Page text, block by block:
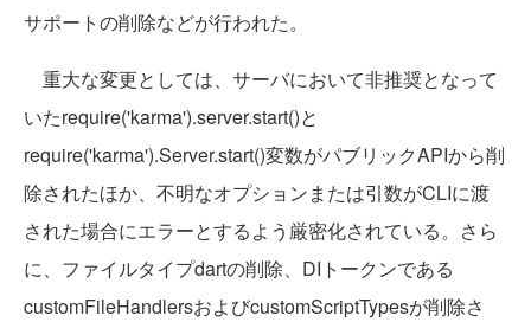
サポートの削除などが行われた。
重大な変更としては、サーバにおいて非推奨となって
いたrequire('karma').server.start()と
require('karma').Server.start()変数がパブリックAPIから削
除されたほか、不明なオプションまたは引数がCLIに渡
された場合にエラーとするよう厳密化されている。さら
に、ファイルタイプdartの削除、DIトークンである
customFileHandlersおよびcustomScriptTypesが削除さ